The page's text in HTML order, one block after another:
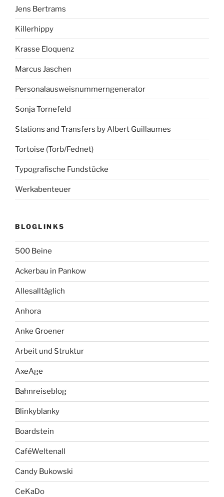
Jens Bertrams
Killerhippy
Krasse Eloquenz
Marcus Jaschen
Personalausweisnummerngenerator
Sonja Tornefeld
Stations and Transfers by Albert Guillaumes
Tortoise (Torb/Fednet)
Typografische Fundstücke
Werkabenteuer
BLOGLINKS
500 Beine
Ackerbau in Pankow
Allesalltäglich
Anhora
Anke Groener
Arbeit und Struktur
AxeAge
Bahnreiseblog
Blinkyblanky
Boardstein
CaféWeltenall
Candy Bukowski
CeKaDo